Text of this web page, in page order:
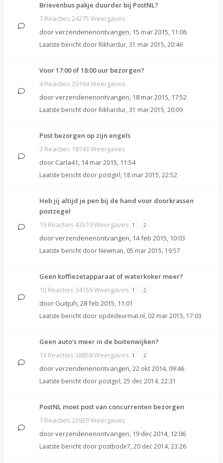
Brievenbus pakje duurder bij PostNL?
7 Reacties 24275 Weergaves
doorverzendenenontvangen, 15 mar 2015, 11:06
Laatste bericht door Rikhardur, 31 mar 2015, 20:46
Voor 17:00 of 18:00 uur bezorgen?
4 Reacties 20164 Weergaves
doorverzendenenontvangen, 18 mar 2015, 17:52
Laatste bericht door Rikhardur, 31 mar 2015, 20:09
Post bezorgen op zijn engels
3 Reacties 18743 Weergaves
door Carla41, 14 mar 2015, 11:54
Laatste bericht door postgirl, 18 mar 2015, 22:52
Heb jij altijd je pen bij de hand voor doorkrassen
postzegel
19 Reacties 43519 Weergaves 1 2
doorverzendenenontvangen, 14 feb 2015, 10:03
Laatste bericht door Newman, 05 mar 2015, 19:57
Geen koffiezetapparaat of waterkoker meer?
10 Reacties 34159 Weergaves 1 2
door Guitjuh,28 feb 2015, 11:01
Laatste bericht door opdedeurmat.nl, 02 mar 2015, 17:03
Geen auto's meer in de buitenwijken?
13 Reacties 38858 Weergaves 1 2
doorverzendenenontvangen,22 okt 2014, 09:46
Laatste bericht door postgirl, 25 dec 2014, 22:31
PostNL moet post van concurrenten bezorgen
7 Reacties 22929 Weergaves
doorverzendenenontvangen, 19 dec 2014, 12:06
Laatste bericht door postbode7, 20 dec 2014, 23:26